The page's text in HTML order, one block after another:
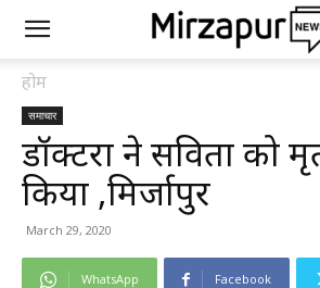
होम
समाचार
डॉक्टरों ने सविता को
किया ,मिर्जापुर
March 29, 2020
WhatsApp Facebook